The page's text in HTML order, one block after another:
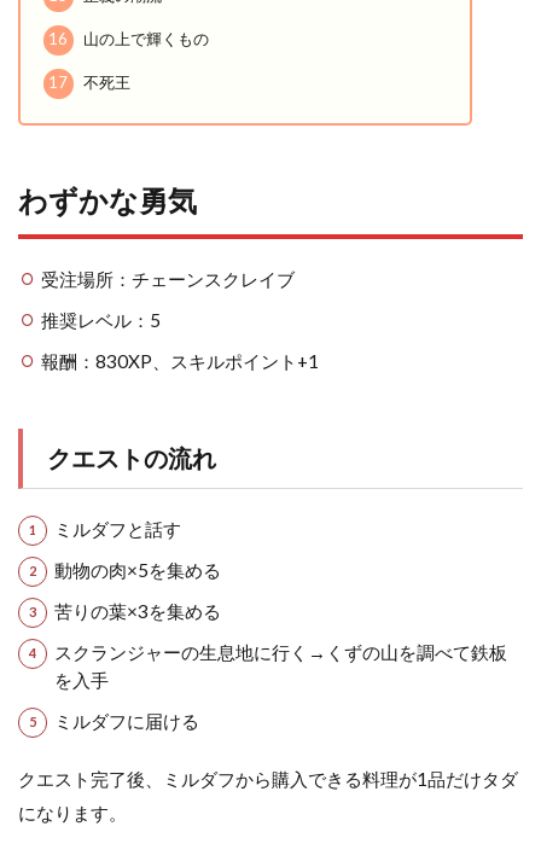
16 山の上で輝くもの
17 不死王
わずかな勇気
受注場所：チェーンスクレイブ
推奨レベル：5
報酬：830XP、スキルポイント+1
クエストの流れ
ミルダフと話す
動物の肉×5を集める
苦りの葉×3を集める
スクランジャーの生息地に行く→くずの山を調べて鉄板
を入手
ミルダフに届ける
クエスト完了後、ミルダフから購入できる料理が1品だけタダ
になります。